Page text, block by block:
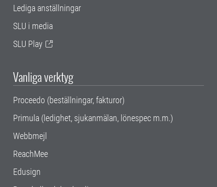
Lediga anställningar
SLU i media
SLU Play
Vanliga verktyg
Proceedo (beställningar, fakturor)
Primula (ledighet, sjukanmälan, lönespec m.m.)
Webbmejl
ReachMee
Edusign